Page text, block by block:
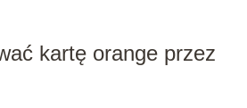
kartę orange przez